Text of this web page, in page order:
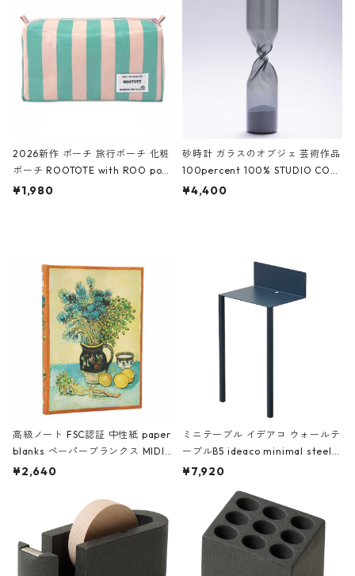
ーガンディー、オフホワイト
2026新作 ポーチ 旅行ポーチ 化粧
ポーチ ROOTOTE with ROO pou
ch 3532 ルートート WR.ポーチ.ラ
¥1,980
砂時計 ガラスのオブジェ 芸術作品
100percent 100% STUDIO COH
AKU Timeless 100パーセント ス
¥4,400
高級ノート FSC認証 中性紙 paper
blanks ペーパーブランクス MIDI
ハードカバー 罫線 ヴァン・ゴッホ
¥2,640
ミニテーブル イデアコ ウォールテ
ーブルB5 ideaco minimal steel f
urniture WALL Table B5 ネイビー
¥7,920